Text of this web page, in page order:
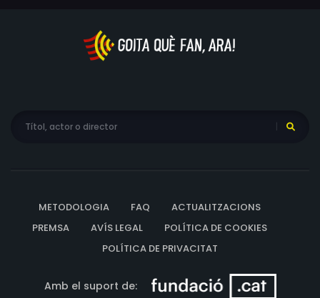
METODOLOGIA FAQ
ACTUALITZACIONS
PREMSA
AVÍS LEGAL
POLÍTICA DE COOKIES
POLÍTICA DE PRIVACITAT
Amb el suport de: